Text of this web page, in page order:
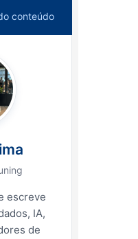
conteúdo
escreve
IA,
de